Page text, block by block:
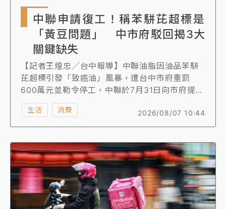
中聯申請復工！稱苯駢芘超標是
「黃豆問題」 中市府駁回揭3大
關鍵缺失
【記者王煌忠／台中報導】中聯油脂因油品苯駢
芘超標引發「致癌油」風暴，遭台中市府重罰
600萬元並勒令停工，中聯於7月31日向市府提出
復工申請，經市府審查後認定業者迄今仍未完整
釐清油品超標的根本原因，所提改善方案也缺乏
具體成效驗證，無法證明未來可有效防堵類似事
2026/08/07 10:44
生活 消費